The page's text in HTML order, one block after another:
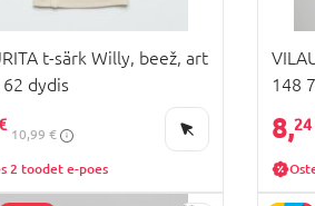
t-särk Willy, beež, art
dydis
10,99 €
2 toodet e-poes
148
8,24